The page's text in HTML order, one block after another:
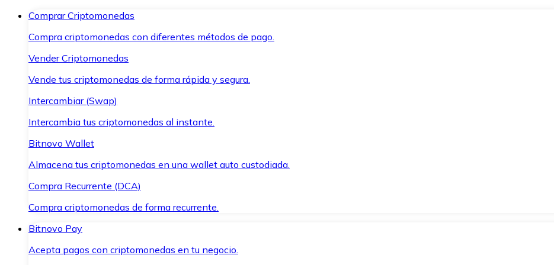
Comprar Criptomonedas
Compra criptomonedas con diferentes métodos de pago.
Vender Criptomonedas
Vende tus criptomonedas de forma rápida y segura.
Intercambiar (Swap)
Intercambia tus criptomonedas al instante.
Bitnovo Wallet
Almacena tus criptomonedas en una wallet auto custodiada.
Compra Recurrente (DCA)
Compra criptomonedas de forma recurrente.
Bitnovo Pay
Acepta pagos con criptomonedas en tu negocio.